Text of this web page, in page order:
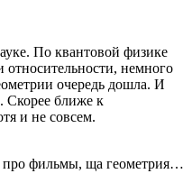
По квантовой физике
относительности, немного
очередь дошла. И
Скорее ближе к
и не совсем.
про фильмы, ща